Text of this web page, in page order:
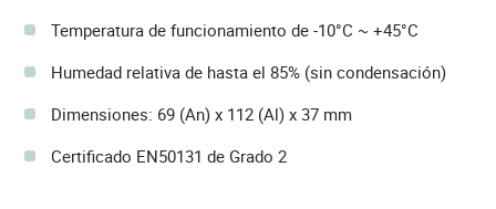
Temperatura de funcionamiento de -10°C ~ +45°C
Humedad relativa de hasta el 85% (sin condensación)
Dimensiones: 69 (An) x 112 (Al) x 37 mm
Certificado EN50131 de Grado 2